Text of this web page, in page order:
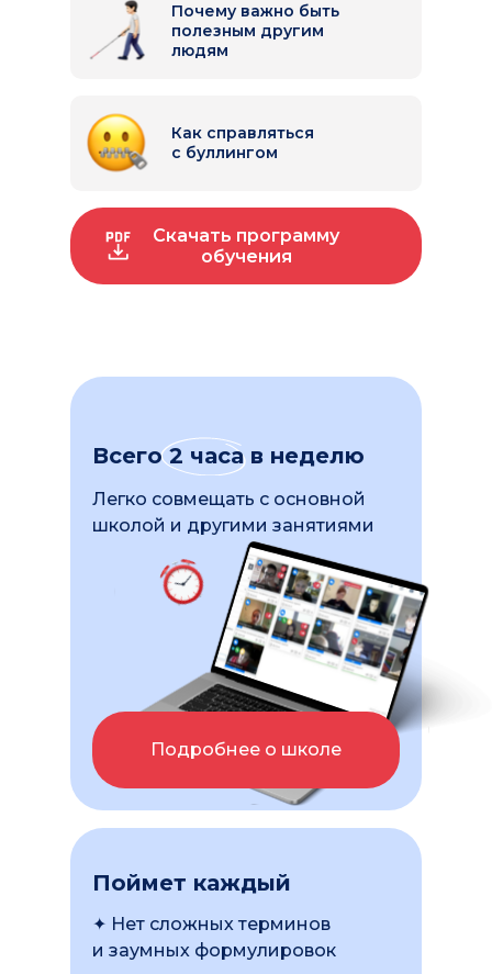
Скачать программу
обучения
Почему важно быть
полезным другим
людям
Как справляться
с буллингом
Поймет каждый
✦ Нет сложных терминов
и заумных формулировок
Легко совмещать с основной
школой и другими занятиями
Всего 2 часа в неделю
Подробнее о школе